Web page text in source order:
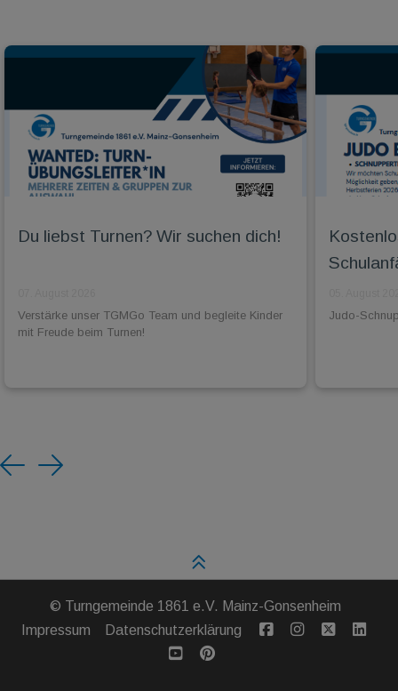
Du liebst Turnen? Wir suchen dich!
Verstärke unser TGMGo Team und begleite Kinder
mit Freude beim Turnen!
Judo-
Previous
Next
© Turngemeinde 1861 e.V. Mainz-Gonsenheim
Impressum
Datenschutzerklärung